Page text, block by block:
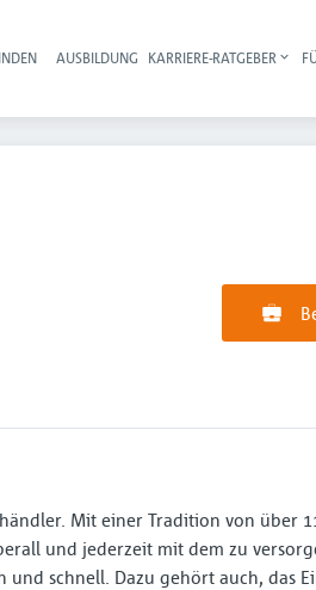
Haupt-Navigation
AUSBILDUNG KARRIERE-RATGEBER
Mit einer Tradition von über
und jederzeit mit dem zu
schnell. Dazu gehört auch, das